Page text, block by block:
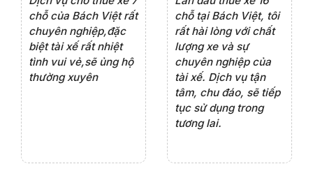
chỗ của Bách Việt rất
chuyên nghiệp,đặc
biệt tài xế rất nhiệt
tình vui vẻ,sẽ ủng hộ
thường xuyên
chỗ tại Bách Việt, tôi
rất hài lòng với chất
lượng xe và sự
chuyên nghiệp của
tài xế. Dịch vụ tận
tâm, chu đáo, sẽ tiếp
tục sử dụng trong
tương lai.